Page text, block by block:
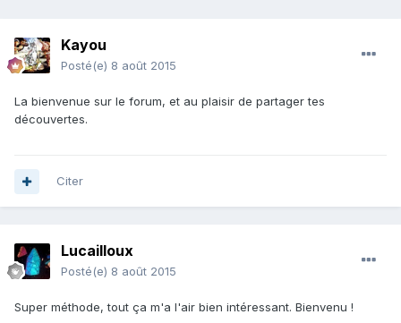
Kayou
Posté(e) 8 août 2015
La bienvenue sur le forum, et au plaisir de partager tes
découvertes.
Citer
Lucailloux
Posté(e) 8 août 2015
Super méthode, tout ça m'a l'air bien intéressant. Bienvenu !